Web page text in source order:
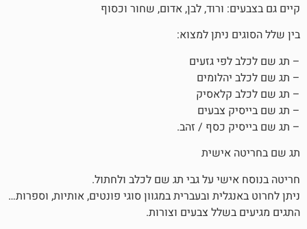
ורוד, לבן, אדום, שחור וכסוף
למצוא:
גזעים
צבעים
כסף / זהב.
על גבי תג שם לכלב ולחתול.
ובעברית במגוון סוגי פונטים, אותיות, וספרות…
צבעים וצורות.